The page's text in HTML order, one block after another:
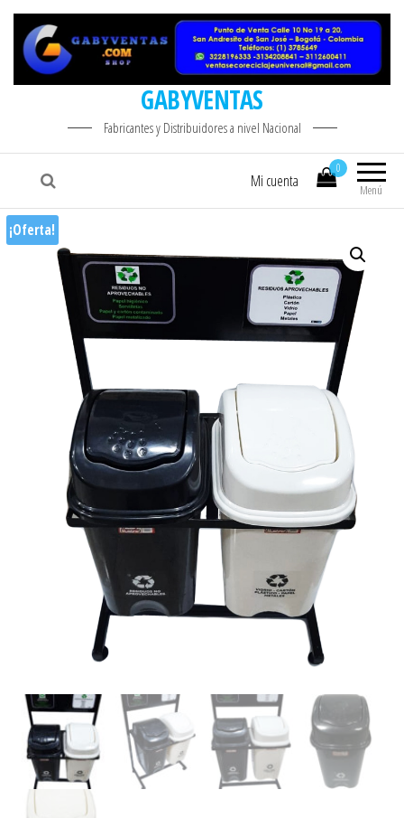
GABYVENTAS
Fabricantes y Distribuidores a nivel Nacional
Menú
0
Mi cuenta
¡Oferta!